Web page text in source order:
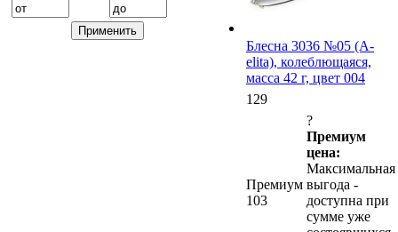
Блесна 3036 №05 (А-
elita), колеблющаяся,
масса 42 г, цвет 004
129
Премиум
103
?
Премиум
цена:
Максимальная
выгода -
доступна при
сумме уже